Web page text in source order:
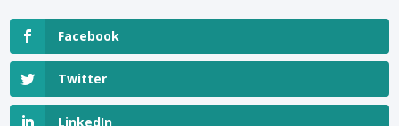
Facebook
Twitter
LinkedIn